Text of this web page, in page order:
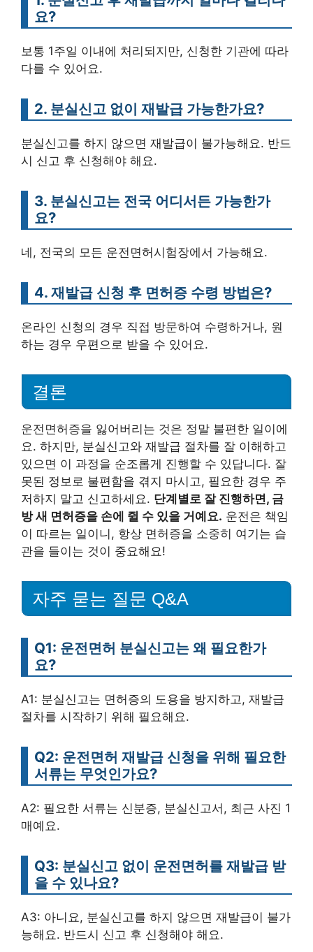
요?
보통 1주일 이내에 처리되지만, 신청한 기관에 따라
다를 수 있어요.
2. 분실신고 없이 재발급 가능한가요?
분실신고를 하지 않으면 재발급이 불가능해요. 반드
시 신고 후 신청해야 해요.
3. 분실신고는 전국 어디서든 가능한가
요?
네, 전국의 모든 운전면허시험장에서 가능해요.
4. 재발급 신청 후 면허증 수령 방법은?
온라인 신청의 경우 직접 방문하여 수령하거나, 원
하는 경우 우편으로 받을 수 있어요.
결론
운전면허증을 잃어버리는 것은 정말 불편한 일이에
요. 하지만, 분실신고와 재발급 절차를 잘 이해하고
있으면 이 과정을 순조롭게 진행할 수 있답니다. 잘
못된 정보로 불편함을 겪지 마시고, 필요한 경우 주
저하지 말고 신고하세요. 단계별로 잘 진행하면, 금
방 새 면허증을 손에 쥘 수 있을 거예요. 운전은 책임
이 따르는 일이니, 항상 면허증을 소중히 여기는 습
관을 들이는 것이 중요해요!
자주 묻는 질문 Q&A
Q1: 운전면허 분실신고는 왜 필요한가
요?
A1: 분실신고는 면허증의 도용을 방지하고, 재발급
절차를 시작하기 위해 필요해요.
Q2: 운전면허 재발급 신청을 위해 필요한
서류는 무엇인가요?
A2: 필요한 서류는 신분증, 분실신고서, 최근 사진 1
매예요.
Q3: 분실신고 없이 운전면허를 재발급 받
을 수 있나요?
A3: 아니요, 분실신고를 하지 않으면 재발급이 불가
능해요. 반드시 신고 후 신청해야 해요.